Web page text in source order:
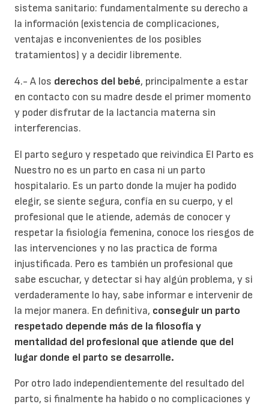
sistema sanitario: fundamentalmente su derecho a
la información (existencia de complicaciones,
ventajas e inconvenientes de los posibles
tratamientos) y a decidir libremente.
4.- A los derechos del bebé, principalmente a estar
en contacto con su madre desde el primer momento
y poder disfrutar de la lactancia materna sin
interferencias.
El parto seguro y respetado que reivindica El Parto es
Nuestro no es un parto en casa ni un parto
hospitalario. Es un parto donde la mujer ha podido
elegir, se siente segura, confía en su cuerpo, y el
profesional que le atiende, además de conocer y
respetar la fisiología femenina, conoce los riesgos de
las intervenciones y no las practica de forma
injustificada. Pero es también un profesional que
sabe escuchar, y detectar si hay algún problema, y si
verdaderamente lo hay, sabe informar e intervenir de
la mejor manera. En definitiva, conseguir un parto
respetado depende más de la filosofía y
mentalidad del profesional que atiende que del
lugar donde el parto se desarrolle.
Por otro lado independientemente del resultado del
parto, si finalmente ha habido o no complicaciones y